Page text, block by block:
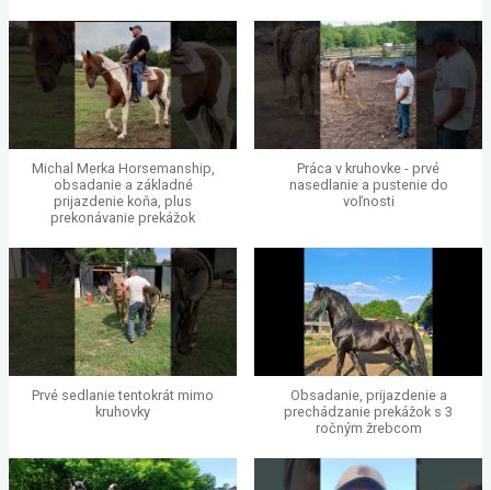
Michal Merka Horsemanship,
obsadanie a základné
prijazdenie koňa, plus
prekonávanie prekážok
Práca v kruhovke - prvé
nasedlanie a pustenie do
voľnosti
Prvé sedlanie tentokrát mimo
kruhovky
Obsadanie, prijazdenie a
prechádzanie prekážok s 3
ročným žrebcom